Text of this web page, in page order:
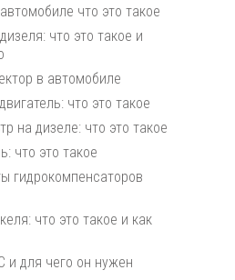
что это такое
что это такое и
в автомобиле
что это такое
на дизеле: что это такое
что это такое
гидрокомпенсаторов
что это такое и как
и для чего он нужен